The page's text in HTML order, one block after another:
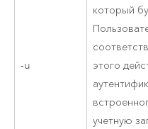
-u
который
этого
учетную